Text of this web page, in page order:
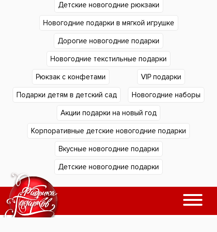
Детские новогодние рюкзаки
Новогодние подарки в мягкой игрушке
Дорогие новогодние подарки
Новогодние текстильные подарки
Рюкзак с конфетами VIP подарки
Подарки детям в детский сад Новогодние наборы
Акции подарки на новый год
Корпоративные детские новогодние подарки
Вкусные новогодние подарки
Детские новогодние подарки